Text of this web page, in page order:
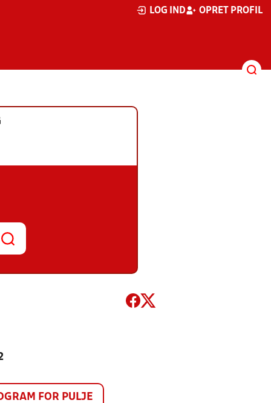
LOG IND OPRET PROFIL
FOR PULJE